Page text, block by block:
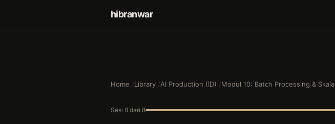
hibranwar
Home Library AI Production (ID) Modul 10: Batch Processing & Skala
Sesi 8 dari 8